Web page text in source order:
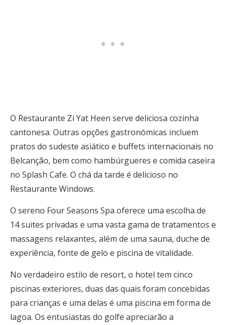
O Restaurante Zi Yat Heen serve deliciosa cozinha
cantonesa. Outras opções gastronómicas incluem
pratos do sudeste asiático e buffets internacionais no
Belcanção, bem como hambúrgueres e comida caseira
no Splash Cafe. O chá da tarde é delicioso no
Restaurante Windows.
O sereno Four Seasons Spa oferece uma escolha de
14 suites privadas e uma vasta gama de tratamentos e
massagens relaxantes, além de uma sauna, duche de
experiência, fonte de gelo e piscina de vitalidade.
No verdadeiro estilo de resort, o hotel tem cinco
piscinas exteriores, duas das quais foram concebidas
para crianças e uma delas é uma piscina em forma de
lagoa. Os entusiastas do golfe apreciarão a